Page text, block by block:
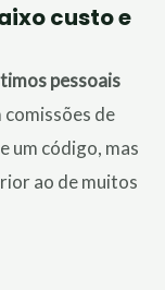
custo e
pessoais
de
um código, mas
ao de muitos